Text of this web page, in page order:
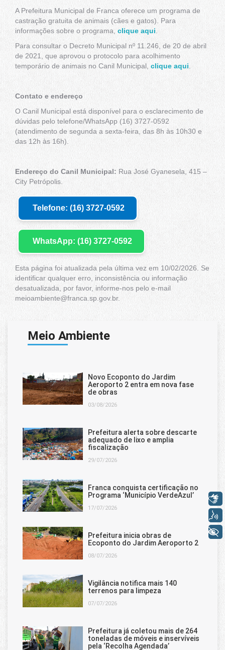
A Prefeitura Municipal de Franca oferece um programa de
castração gratuita de animais (cães e gatos). Para
informações sobre o programa, clique aqui
Para consultar o Decreto Municipal nº 11.246, de 20 de abril
de 2021, que aprovou o protocolo para acolhimento
temporário de animais no Canil Municipal, clique aqui
Contato e endereço
O Canil Municipal está disponível para o esclarecimento de
dúvidas pelo telefone/WhatsApp (16) 3727-0592
(atendimento de segunda a sexta-feira, das 8h às 10h30 e
das 12h às 16h).
Endereço do Canil Municipal: Rua José Gyanesela, 415 –
City Petrópolis.
Telefone: (16) 3727-0592
WhatsApp: (16) 3727-0592
Esta página foi atualizada pela última vez em 10/02/2026. Se
identificar qualquer erro, inconsistência ou informação
desatualizada, por favor, informe-nos pelo e-mail
meioambiente@franca.sp.gov.br.
Meio Ambiente
Novo Ecoponto do Jardim
Aeroporto 2 entra em nova fase
de obras
03/08/2026
Prefeitura alerta sobre descarte
adequado de lixo e amplia
fiscalização
29/07/2026
Franca conquista certificação no
Programa ‘Município VerdeAzul’
17/07/2026
Prefeitura inicia obras de
Ecoponto do Jardim Aeroporto 2
08/07/2026
Vigilância notifica mais 140
terrenos para limpeza
07/07/2026
Prefeitura já coletou mais de 264
toneladas de móveis e inservíveis
pela ‘Recolha Agendada’
Libras
+ Acessibilidade